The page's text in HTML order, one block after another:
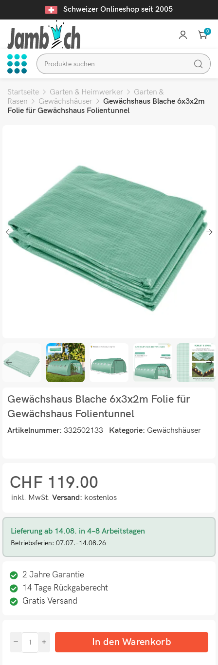
Schweizer Onlineshop seit 2005
0
Startseite Garten & Heimwerker
Garten &
Rasen
Gewächshäuser
Gewächshaus Blache 6x3x2m
Folie für Gewächshaus Folientunnel
Gewächshaus Blache 6x3x2m Folie für
Gewächshaus Folientunnel
Artikelnummer: 332502133 Kategorie: Gewächshäuser
CHF 119.00
inkl. MwSt. Versand: kostenlos
Lieferung ab 14.08. in 4–8 Arbeitstagen
Betriebsferien: 07.07.–14.08.26
2 Jahre Garantie
14 Tage Rückgaberecht
Gratis Versand
In den Warenkorb